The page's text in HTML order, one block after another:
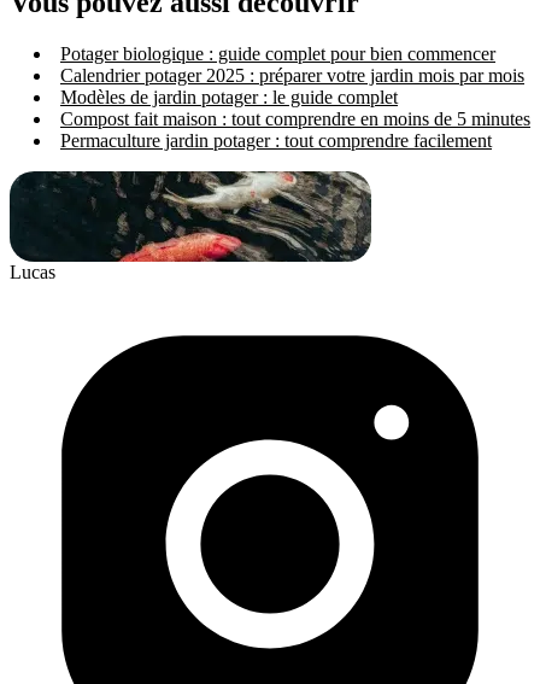
Potager biologique : guide complet pour bien commencer
Calendrier potager 2025 : préparer votre jardin mois par mois
Modèles de jardin potager : le guide complet
Compost fait maison : tout comprendre en moins de 5 minutes
Permaculture jardin potager : tout comprendre facilement
Lucas